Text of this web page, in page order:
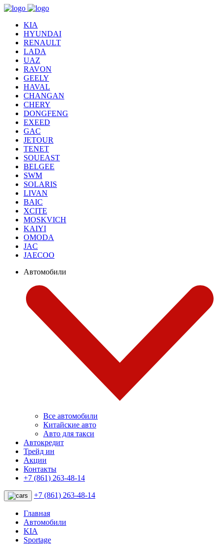
KIA
HYUNDAI
RENAULT
LADA
UAZ
RAVON
GEELY
HAVAL
CHANGAN
CHERY
DONGFENG
EXEED
GAC
JETOUR
TENET
SOUEAST
BELGEE
SWM
SOLARIS
LIVAN
BAIC
XCITE
MOSKVICH
KAIYI
OMODA
JAC
JAECOO
Автомобили
Все автомобили
Китайские авто
Авто для такси
Автокредит
Трейд ин
Акции
Контакты
+7 (861) 263-48-14
+7 (861) 263-48-14
Главная
Автомобили
KIA
Sportage